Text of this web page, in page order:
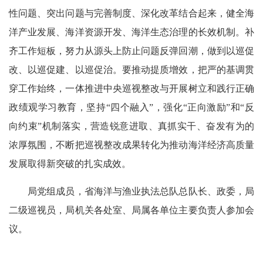
性问题、突出问题与完善制度、深化改革结合起来，健全海
洋产业发展、海洋资源开发、海洋生态治理的长效机制。补
齐工作短板，努力从源头上防止问题反弹回潮，做到以巡促
改、以巡促建、以巡促治。要推动提质增效，把严的基调贯
穿工作始终，一体推进中央巡视整改与开展树立和践行正确
政绩观学习教育，坚持“四个融入”，强化“正向激励”和“反
向约束”机制落实，营造锐意进取、真抓实干、奋发有为的
浓厚氛围，不断把巡视整改成果转化为推动海洋经济高质量
发展取得新突破的扎实成效。
局党组成员，省海洋与渔业执法总队总队长、政委，局
二级巡视员，局机关各处室、局属各单位主要负责人参加会
议。